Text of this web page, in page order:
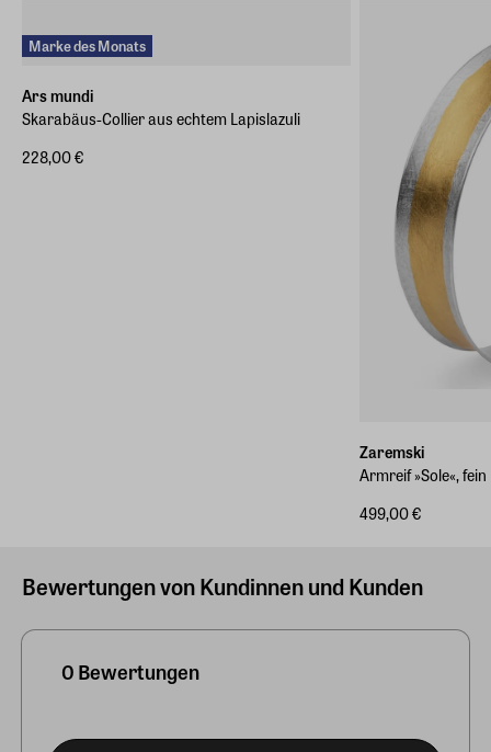
Marke des Monats
Ars mundi
Skarabäus-Collier aus echtem Lapislazuli
228,00 €
Zaremski
Armreif »Sole«, fein
499,00 €
Bewertungen von Kundinnen und Kunden
0 Bewertungen